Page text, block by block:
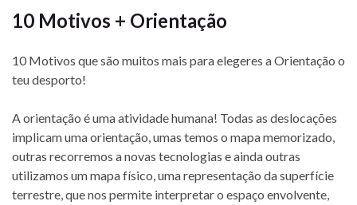
10 Motivos + Orientação
10 Motivos que são muitos mais para elegeres a Orientação o
teu desporto!
A orientação é uma atividade humana! Todas as deslocações
implicam uma orientação, umas temos o mapa memorizado,
outras recorremos a novas tecnologias e ainda outras
utilizamos um mapa físico, uma representação da superfície
terrestre, que nos permite interpretar o espaço envolvente,